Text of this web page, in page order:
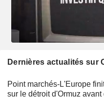
Dernières actualités sur
Point marchés-L'Europe
sur le détroit d'Ormuz